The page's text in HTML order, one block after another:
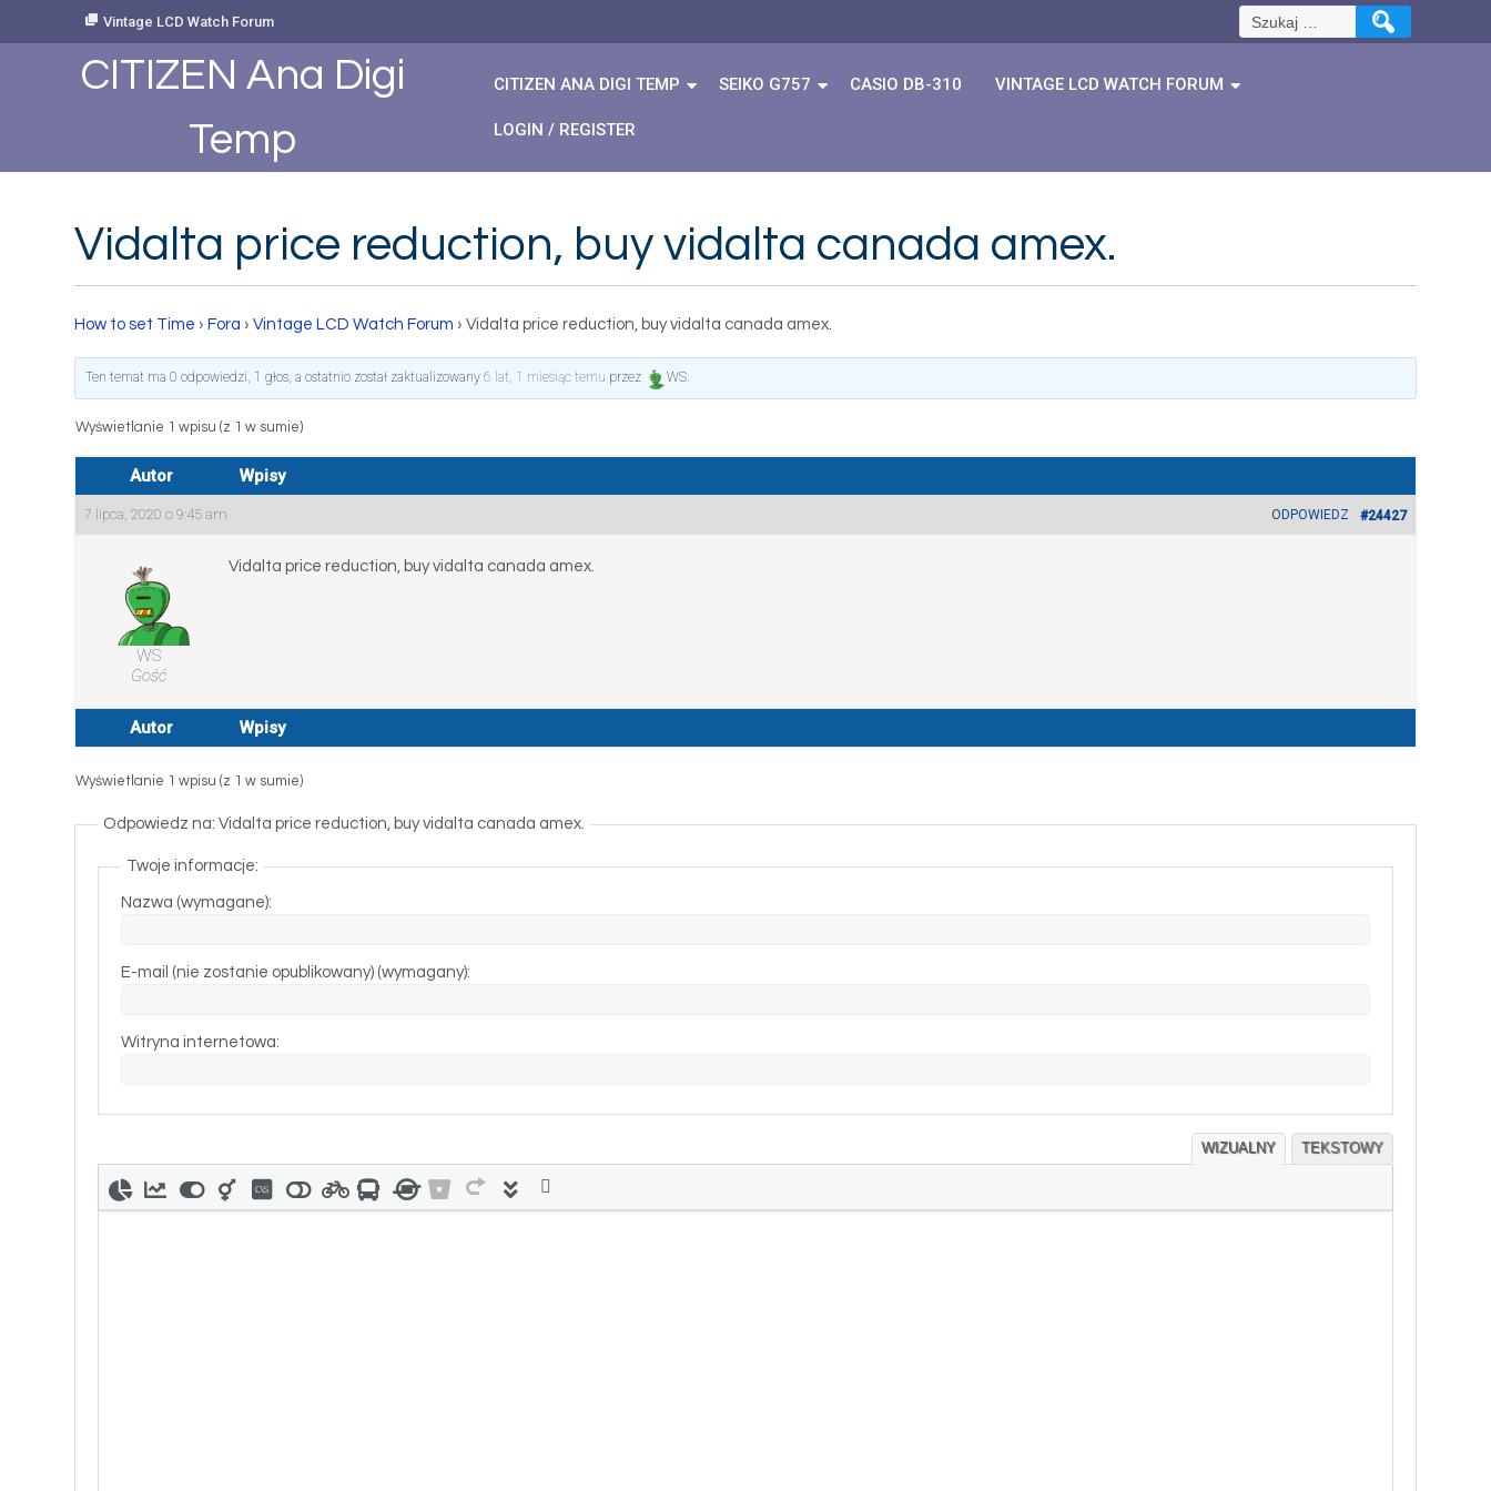
Vintage LCD Watch Forum Szukaj:
CITIZEN Ana Digi
Temp
CITIZEN ANA DIGI TEMP SEIKO G757 CASIO DB-310 VINTAGE LCD WATCH FORUM
LOGIN / REGISTER
Vidalta price reduction, buy vidalta canada amex.
How to set Time › Fora › Vintage LCD Watch Forum › Vidalta price reduction, buy vidalta canada amex.
Ten temat ma 0 odpowiedzi, 1 głos, a ostatnio został zaktualizowany6 lat, 1 miesiąc temu przez WS.
Wyświetlanie 1 wpisu (z 1 w sumie)
Autor Wpisy
7 lipca, 2020 o 9:45 am #24427
ODPOWIEDZ
WS
Gość
Vidalta price reduction, buy vidalta canada amex.
Autor Wpisy
Wyświetlanie 1 wpisu (z 1 w sumie)
Odpowiedz na: Vidalta price reduction, buy vidalta canada amex.
Twoje informacje:
Nazwa (wymagane):
E-mail (nie zostanie opublikowany) (wymagany):
Witryna internetowa:
WIZUALNY TEKSTOWY